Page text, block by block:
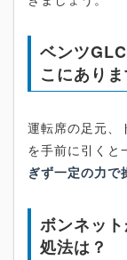
ベンツ
こにあり
運転席の足元、
を手前に引くと
ぎず一定の力で
ボンネッ
処法は？